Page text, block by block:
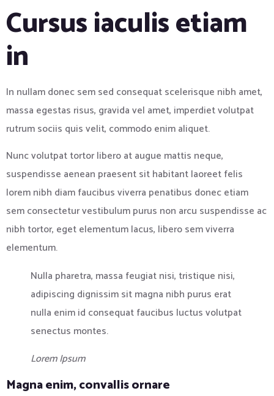
Cursus iaculis etiam
in
In nullam donec sem sed consequat scelerisque nibh amet,
massa egestas risus, gravida vel amet, imperdiet volutpat
rutrum sociis quis velit, commodo enim aliquet.
Nunc volutpat tortor libero at augue mattis neque,
suspendisse aenean praesent sit habitant laoreet felis
lorem nibh diam faucibus viverra penatibus donec etiam
sem consectetur vestibulum purus non arcu suspendisse ac
nibh tortor, eget elementum lacus, libero sem viverra
elementum.
Nulla pharetra, massa feugiat nisi, tristique nisi,
adipiscing dignissim sit magna nibh purus erat
nulla enim id consequat faucibus luctus volutpat
senectus montes.
Lorem Ipsum
Magna enim, convallis ornare